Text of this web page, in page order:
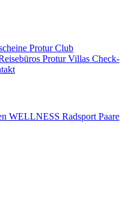
Protur Club
Protur Villas Check-
WELLNESS Radsport Paare